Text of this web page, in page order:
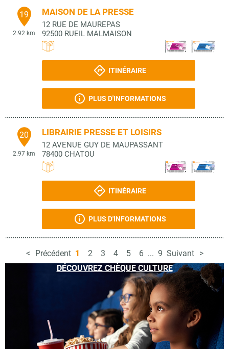
19
2.92 km
MAISON DE LA PRESSE
12 RUE DE MAUREPAS
92500 RUEIL MALMAISON
ITINÉRAIRE
PLUS D'INFORMATIONS
20
2.97 km
LIBRAIRIE PRESSE ET LOISIRS
12 AVENUE GUY DE MAUPASSANT
78400 CHATOU
ITINÉRAIRE
PLUS D'INFORMATIONS
Précédent 1 2 3 4 5 6 ... 9 Suivant
DÉCOUVREZ CHÈQUE CULTURE